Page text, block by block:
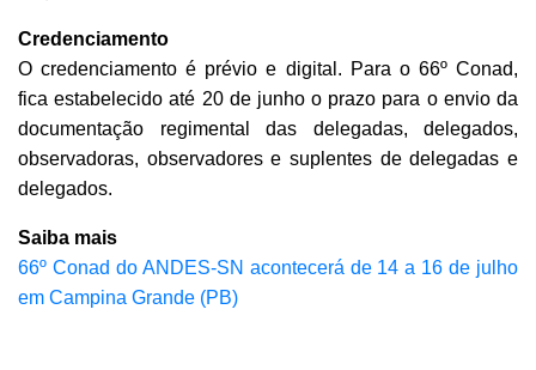
Credenciamento
O credenciamento é prévio e digital. Para o 66º Conad,
fica estabelecido até 20 de junho o prazo para o envio da
documentação regimental das delegadas, delegados,
observadoras, observadores e suplentes de delegadas e
delegados.
Saiba mais
66º Conad do ANDES-SN acontecerá de 14 a 16 de julho
em Campina Grande (PB)